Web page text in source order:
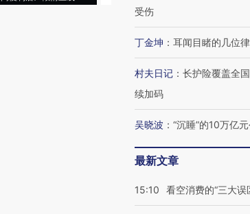
受伤
丁金坤 ： 耳闻目睹的几位
村夫日记 ： 长护险覆盖全
续加码
吴晓波 ： “沉睡”的10万亿
最新文章
15:10 看空消费的“三大误